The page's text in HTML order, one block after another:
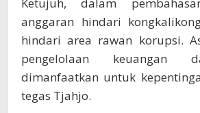
Ketujuh, dalam
anggaran hindari
hindari area rawan korupsi.
pengelolaan keuangan
dimanfaatkan untuk
tegas Tjahjo.